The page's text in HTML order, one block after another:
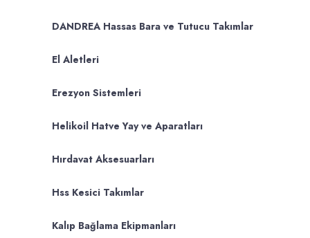
DANDREA Hassas Bara ve Tutucu Takımlar
El Aletleri
Erezyon Sistemleri
Helikoil Hatve Yay ve Aparatları
Hırdavat Aksesuarları
Hss Kesici Takımlar
Kalıp Bağlama Ekipmanları